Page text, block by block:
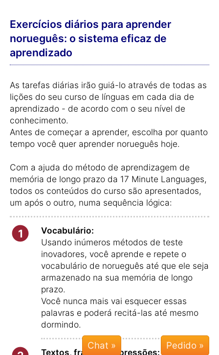
Exercícios diários para aprender
norueguês: o sistema eficaz de
aprendizado
As tarefas diárias irão guiá-lo através de todas as
lições do seu curso de línguas em cada dia de
aprendizado - de acordo com o seu nível de
conhecimento.
Antes de começar a aprender, escolha por quanto
tempo você quer aprender norueguês hoje.
Com a ajuda do método de aprendizagem de
memória de longo prazo da 17 Minute Languages,
todos os conteúdos do curso são apresentados,
um após o outro, numa sequência lógica:
1
Vocabulário:
Usando inúmeros métodos de teste
inovadores, você aprende e repete o
vocabulário de norueguês até que ele seja
armazenado na sua memória de longo
prazo.
Você nunca mais vai esquecer essas
palavras e poderá recitá-las até mesmo
dormindo.
Textos, frases e expressões:
Chat »